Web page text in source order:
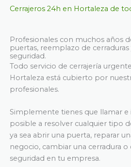
Cerrajeros 24h en Hortaleza de
Profesionales con muchos años
puertas, reemplazo de cerraduras
seguridad.
Todo servicio de cerrajería
Hortaleza está cubierto por
profesionales.
Simplemente tienes que llamar e
posible a resolver cualquier tipo
ya sea abrir una puerta, reparar
negocio, cambiar una cerradura
seguridad en tu empresa.